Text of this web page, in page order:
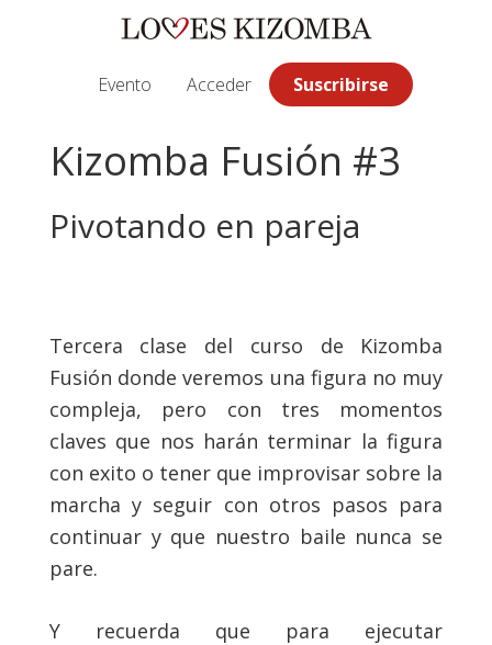
principal
lateral
principal
Evento Acceder Suscribirse
Kizomba Fusión #3
Pivotando en pareja
Tercera clase del curso de Kizomba
Fusión donde veremos una figura no muy
compleja, pero con tres momentos
claves que nos harán terminar la figura
con exito o tener que improvisar sobre la
marcha y seguir con otros pasos para
continuar y que nuestro baile nunca se
pare.
Y recuerda que para ejecutar